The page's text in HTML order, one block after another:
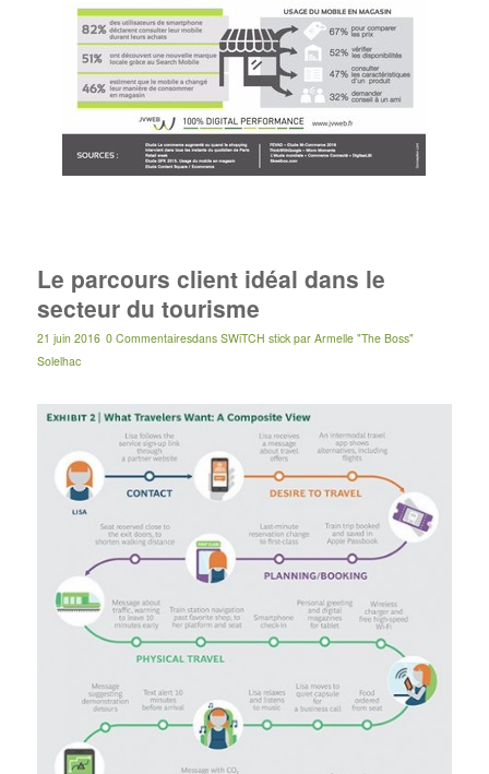
Le parcours client idéal dans le
secteur du tourisme
21 juin 2016 0 Commentairesdans SWiTCH stick par Armelle "The Boss"
Solelhac